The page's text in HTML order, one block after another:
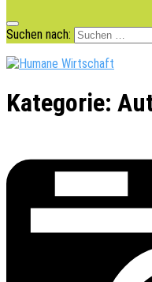
Suchen nach:
Kategorie: